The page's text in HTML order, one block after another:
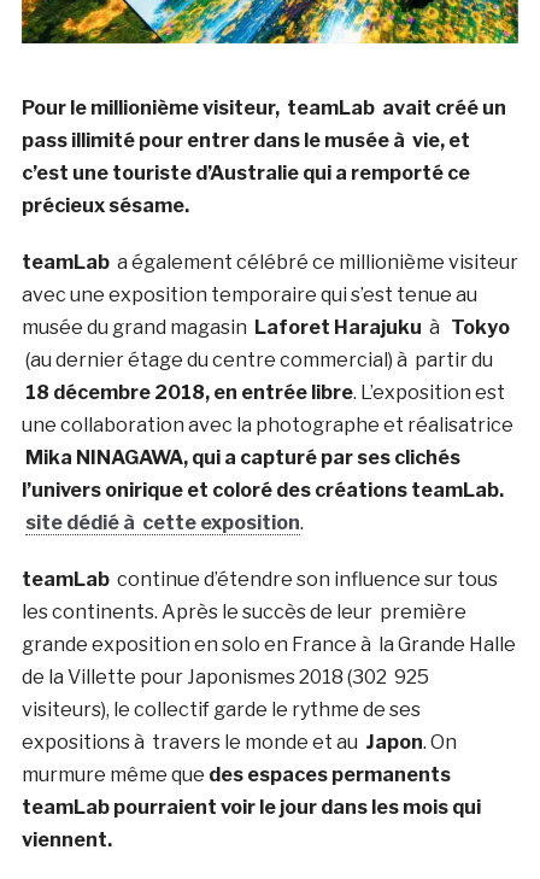
Pour le millionième visiteur, teamLab avait créé un
pass illimité pour entrer dans le musée à vie, et
c’est une touriste d’Australie qui a remporté ce
précieux sésame.
teamLaba également célébré ce millionième visiteur
avec une exposition temporaire qui s’est tenue au
musée du grand magasin Laforet Harajuku à Tokyo
(au dernier étage du centre commercial) à partir du
18 décembre 2018, en entrée libre. L’exposition est
une collaboration avec la photographe et réalisatrice
Mika NINAGAWA, qui a capturé par ses clichés
l’univers onirique et coloré des créations teamLab.
site dédié à cette exposition.
teamLabcontinue d’étendre son influence sur tous
les continents. Après le succès de leur première
grande exposition en solo en France à la Grande Halle
de la Villette pour Japonismes 2018 (302 925
visiteurs), le collectif garde le rythme de ses
expositions à travers le monde et au Japon. On
murmure même que des espaces permanents
teamLab pourraient voir le jour dans les mois qui
viennent.